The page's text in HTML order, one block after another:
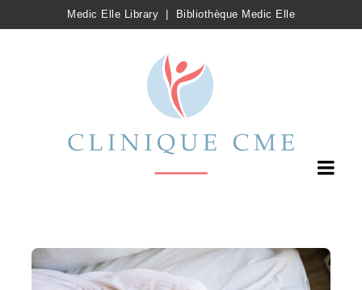
Medic Elle Library Bibliothèque Medic Elle